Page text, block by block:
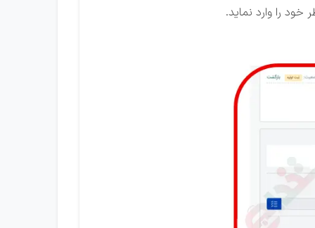
را وارد نماید.